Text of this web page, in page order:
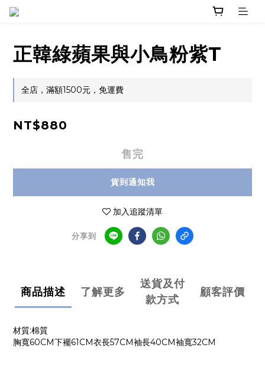
正韓綠蘋果與小鳥粉紫T
全店，滿額1500元，免運費
NT$880
售完
貨到通知我
加入追蹤清單
分享到
商品描述 了解更多
送貨及付
款方式
顧客評價
材質:棉質
胸寬60CM下襬61CM衣長57CM袖長40CM袖寬32CM